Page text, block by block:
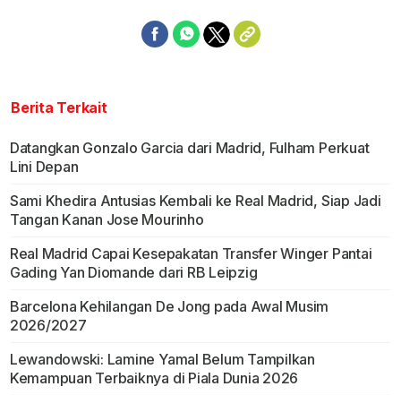
Berita Terkait
Datangkan Gonzalo Garcia dari Madrid, Fulham Perkuat
Lini Depan
Sami Khedira Antusias Kembali ke Real Madrid, Siap Jadi
Tangan Kanan Jose Mourinho
Real Madrid Capai Kesepakatan Transfer Winger Pantai
Gading Yan Diomande dari RB Leipzig
Barcelona Kehilangan De Jong pada Awal Musim
2026/2027
Lewandowski: Lamine Yamal Belum Tampilkan
Kemampuan Terbaiknya di Piala Dunia 2026